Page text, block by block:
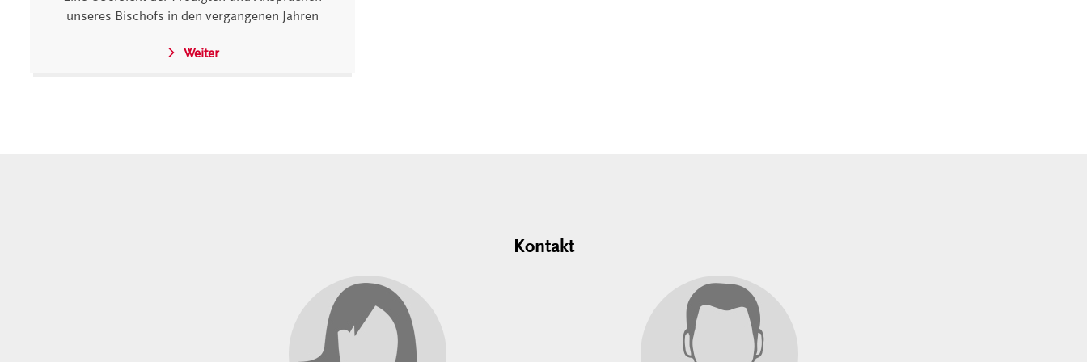
unseres Bischofs in den vergangenen Jahren
Weiter
Kontakt